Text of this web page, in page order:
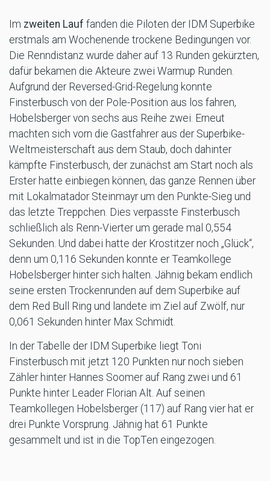
Im zweiten Lauf fanden die Piloten der IDM Superbike
erstmals am Wochenende trockene Bedingungen vor.
Die Renndistanz wurde daher auf 13 Runden gekürzten,
dafür bekamen die Akteure zwei Warmup Runden.
Aufgrund der Reversed-Grid-Regelung konnte
Finsterbusch von der Pole-Position aus los fahren,
Hobelsberger von sechs aus Reihe zwei. Erneut
machten sich vorn die Gastfahrer aus der Superbike-
Weltmeisterschaft aus dem Staub, doch dahinter
kämpfte Finsterbusch, der zunächst am Start noch als
Erster hatte einbiegen können, das ganze Rennen über
mit Lokalmatador Steinmayr um den Punkte-Sieg und
das letzte Treppchen. Dies verpasste Finsterbusch
schließlich als Renn-Vierter um gerade mal 0,554
Sekunden. Und dabei hatte der Krostitzer noch „Glück“,
denn um 0,116 Sekunden konnte er Teamkollege
Hobelsberger hinter sich halten. Jähnig bekam endlich
seine ersten Trockenrunden auf dem Superbike auf
dem Red Bull Ring und landete im Ziel auf Zwölf, nur
0,061 Sekunden hinter Max Schmidt.
In der Tabelle der IDM Superbike liegt Toni
Finsterbusch mit jetzt 120 Punkten nur noch sieben
Zähler hinter Hannes Soomer auf Rang zwei und 61
Punkte hinter Leader Florian Alt. Auf seinen
Teamkollegen Hobelsberger (117) auf Rang vier hat er
drei Punkte Vorsprung. Jähnig hat 61 Punkte
gesammelt und ist in die TopTen eingezogen.